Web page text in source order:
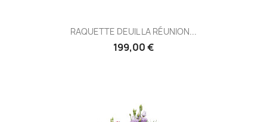
RAQUETTE DEUIL LA RÉUNION...
199,00 €